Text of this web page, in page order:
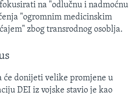
na "odlučnu i nadmoćnu
"ogromnim medicinskim
zbog transrodnog osoblja.
će donijeti velike promjene u
DEI iz vojske stavio je kao